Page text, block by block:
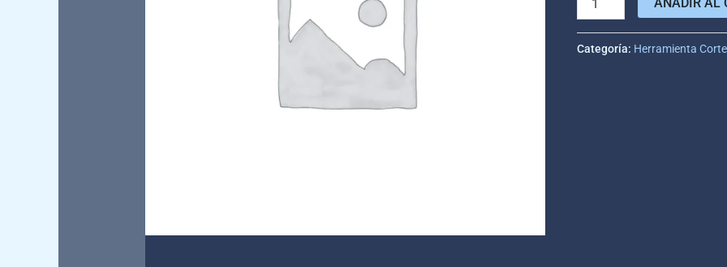
Categoría: Herramienta Corte